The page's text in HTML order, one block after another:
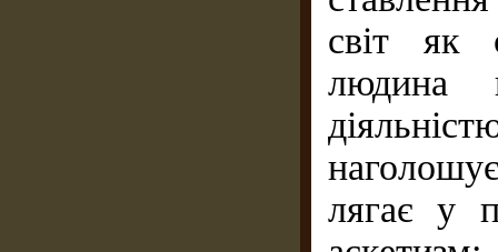
світ як
людина
лягає у